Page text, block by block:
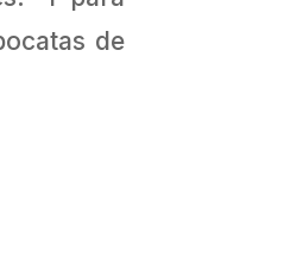
de